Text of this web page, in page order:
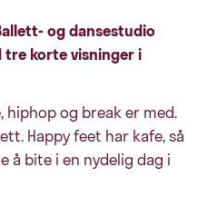
og dansestudio
tre korte visninger i
hiphop og break er med.
Happy feet har kafe, så
å bite i en nydelig dag i